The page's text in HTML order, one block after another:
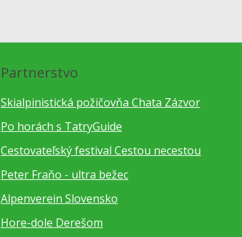
Partnerstvo
Skialpinistická požičovňa Chata Zázvor
Po horách s TatryGuide
Cestovateľský festival Cestou necestou
Peter Fraňo - ultra bežec
Alpenverein Slovensko
Hore-dole Derešom